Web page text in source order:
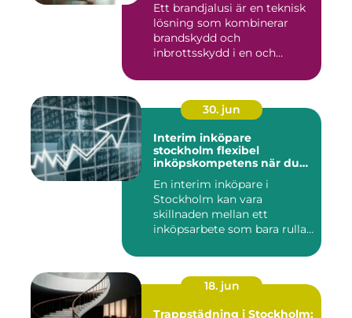
Ett brandjalusi är en teknisk
lösning som kombinerar
brandskydd och
inbrottsskydd i en och
30. jun
Interim inköpare
stockholm flexibel
inköpskompetens när du
En interim inköpare i
Stockholm kan vara
skillnaden mellan ett
inköpsarbete som bara rullar
18. jun
Trappstädning i Stockholm: